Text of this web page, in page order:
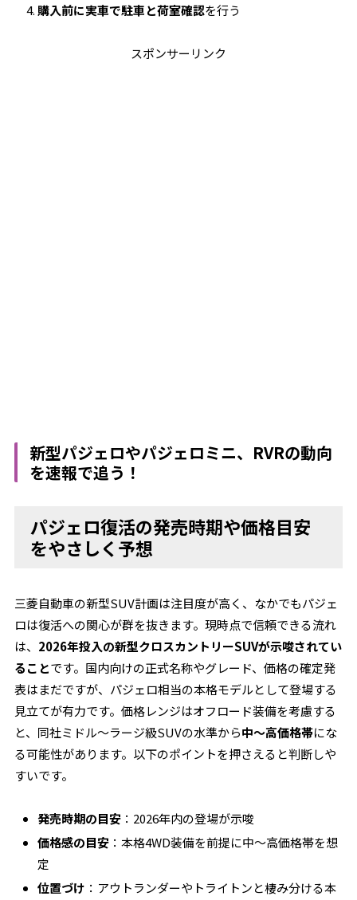
購入前に実車で駐車と荷室確認を行う
スポンサーリンク
新型パジェロやパジェロミニ、RVRの動向
を速報で追う！
パジェロ復活の発売時期や価格目安
をやさしく予想
三菱自動車の新型SUV計画は注目度が高く、なかでもパジェ
ロは復活への関心が群を抜きます。現時点で信頼できる流れ
は、 2026年投入の新型クロスカントリーSUVが示唆されてい
ることです。国内向けの正式名称やグレード、価格の確定発
表はまだですが、パジェロ相当の本格モデルとして登場する
見立てが有力です。価格レンジはオフロード装備を考慮する
と、同社ミドル～ラージ級SUVの水準から中～高価格帯にな
る可能性があります。以下のポイントを押さえると判断しや
すいです。
発売時期の目安 ：2026年内の登場が示唆
価格感の目安 ：本格4WD装備を前提に中～高価格帯を想
定
位置づけ ：アウトランダーやトライトンと棲み分ける本